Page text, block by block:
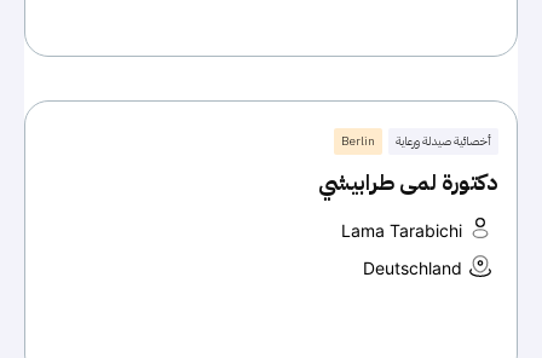
أخصائية صيدلة ورعاية Berlin
دكتورة لمى طرابيشي
Lama Tarabichi
Deutschland